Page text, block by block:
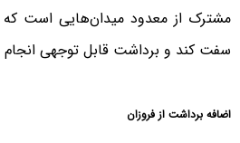
مشترک از معدود میدان‌هایی است که
سفت کند و برداشت قابل توجهی
اضافه برداشت از فروزان